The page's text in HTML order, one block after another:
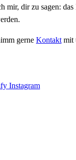
mir, dir zu sagen:
gerne Kontakt mit
Instagram